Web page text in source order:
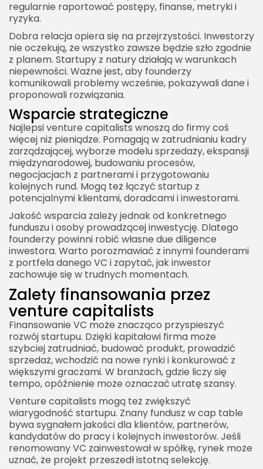
regularnie raportować postępy, finanse, metryki i
ryzyka.
Dobra relacja opiera się na przejrzystości. Inwestorzy
nie oczekują, że wszystko zawsze będzie szło zgodnie
z planem. Startupy z natury działają w warunkach
niepewności. Ważne jest, aby founderzy
komunikowali problemy wcześnie, pokazywali dane i
proponowali rozwiązania.
Wsparcie strategiczne
Najlepsi venture capitalists wnoszą do firmy coś
więcej niż pieniądze. Pomagają w zatrudnianiu kadry
zarządzającej, wyborze modelu sprzedaży, ekspansji
międzynarodowej, budowaniu procesów,
negocjacjach z partnerami i przygotowaniu
kolejnych rund. Mogą też łączyć startup z
potencjalnymi klientami, doradcami i inwestorami.
Jakość wsparcia zależy jednak od konkretnego
funduszu i osoby prowadzącej inwestycję. Dlatego
founderzy powinni robić własne due diligence
inwestora. Warto porozmawiać z innymi founderami
z portfela danego VC i zapytać, jak inwestor
zachowuje się w trudnych momentach.
Zalety finansowania przez
venture capitalists
Finansowanie VC może znacząco przyspieszyć
rozwój startupu. Dzięki kapitałowi firma może
szybciej zatrudniać, budować produkt, prowadzić
sprzedaż, wchodzić na nowe rynki i konkurować z
większymi graczami. W branżach, gdzie liczy się
tempo, opóźnienie może oznaczać utratę szansy.
Venture capitalists mogą też zwiększyć
wiarygodność startupu. Znany fundusz w cap table
bywa sygnałem jakości dla klientów, partnerów,
kandydatów do pracy i kolejnych inwestorów. Jeśli
renomowany VC zainwestował w spółkę, rynek może
uznać, że projekt przeszedł istotną selekcję.